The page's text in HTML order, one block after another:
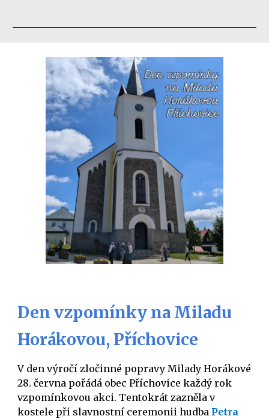
Den vzpomínky na Miladu
Horákovou, Příchovice
V den výročí zločinné popravy Milady Horákové
28. června pořádá obec Příchovice každý rok
vzpomínkovou akci. Tentokrát zazněla v
kostele při slavnostní ceremonii hudba Petra